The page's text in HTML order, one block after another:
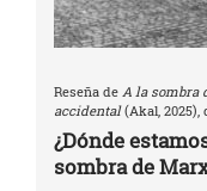
Reseña de A la sombra
accidental(Akal, 2025),
¿Dónde
sombra de